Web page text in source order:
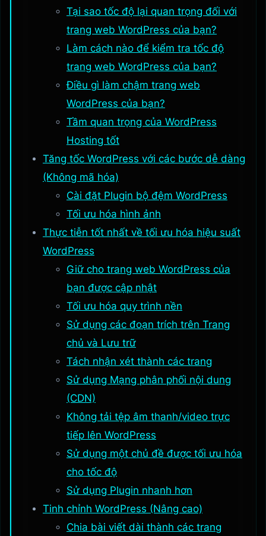
Tại sao tốc độ lại quan trọng đối với
trang web WordPress của bạn?
Làm cách nào để kiểm tra tốc độ
trang web WordPress của bạn?
Điều gì làm chậm trang web
WordPress của bạn?
Tầm quan trọng của WordPress
Hosting tốt
Tăng tốc WordPress với các bước dễ dàng
(Không mã hóa)
Cài đặt Plugin bộ đệm WordPress
Tối ưu hóa hình ảnh
Thực tiễn tốt nhất về tối ưu hóa hiệu suất
WordPress
Giữ cho trang web WordPress của
bạn được cập nhật
Tối ưu hóa quy trình nền
Sử dụng các đoạn trích trên Trang
chủ và Lưu trữ
Tách nhận xét thành các trang
Sử dụng Mạng phân phối nội dung
(CDN)
Không tải tệp âm thanh/video trực
tiếp lên WordPress
Sử dụng một chủ đề được tối ưu hóa
cho tốc độ
Sử dụng Plugin nhanh hơn
Tinh chỉnh WordPress (Nâng cao)
Chia bài viết dài thành các trang